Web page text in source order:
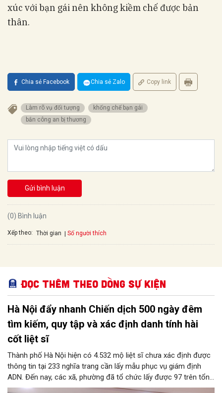
xúc với bạn gái nên không kiềm chế được bản
thân.
Chia sẻ Facebook Chia sẻ Zalo Copy link
Làm rõ vụ đối tượng
khống chế bạn gái
bắn công an bị thương
Gửi bình luận
(0) Bình luận
Xếp theo: Thời gian Số người thích
Đọc thêm Theo dòng sự kiện
Hà Nội đẩy nhanh Chiến dịch 500 ngày đêm
tìm kiếm, quy tập và xác định danh tính hài
cốt liệt sĩ
Thành phố Hà Nội hiện có 4.532 mộ liệt sĩ chưa xác định được
thông tin tại 233 nghĩa trang cần lấy mẫu phục vụ giám định
ADN. Đến nay, các xã, phường đã tổ chức lấy được 97 trên tổng
số 106 mộ liệt sĩ được khai quật.